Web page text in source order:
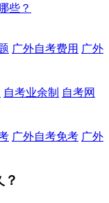
些？
广外自考费用 广外
自考业余制 自考网
广外自考免考 广外